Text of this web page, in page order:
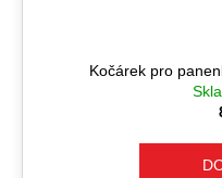
Kočárek pro